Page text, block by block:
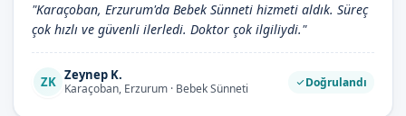
"Karaçoban, Erzurum'da Bebek Sünneti hizmeti aldık. Süreç
çok hızlı ve güvenli ilerledi. Doktor çok ilgiliydi."
ZK Zeynep K.
Karaçoban, Erzurum · Bebek Sünneti Doğrulandı